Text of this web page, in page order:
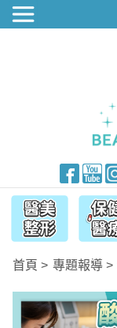
醫美整形
首頁 專題報導